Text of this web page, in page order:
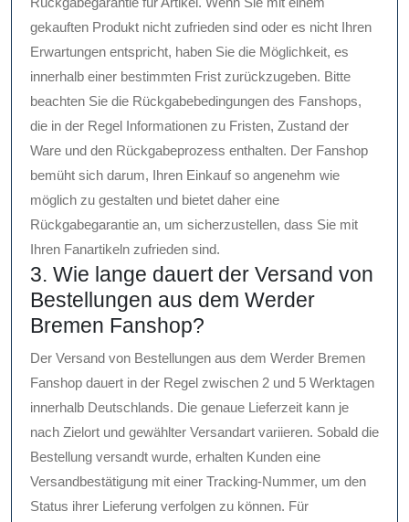
gekauften Produkt nicht zufrieden sind oder es nicht Ihren
Erwartungen entspricht, haben Sie die Möglichkeit, es
innerhalb einer bestimmten Frist zurückzugeben. Bitte
beachten Sie die Rückgabebedingungen des Fanshops,
die in der Regel Informationen zu Fristen, Zustand der
Ware und den Rückgabeprozess enthalten. Der Fanshop
bemüht sich darum, Ihren Einkauf so angenehm wie
möglich zu gestalten und bietet daher eine
Rückgabegarantie an, um sicherzustellen, dass Sie mit
Ihren Fanartikeln zufrieden sind.
3. Wie lange dauert der Versand von
Bestellungen aus dem Werder
Bremen Fanshop?
Der Versand von Bestellungen aus dem Werder Bremen
Fanshop dauert in der Regel zwischen 2 und 5 Werktagen
innerhalb Deutschlands. Die genaue Lieferzeit kann je
nach Zielort und gewählter Versandart variieren. Sobald die
Bestellung versandt wurde, erhalten Kunden eine
Versandbestätigung mit einer Tracking-Nummer, um den
Status ihrer Lieferung verfolgen zu können. Für